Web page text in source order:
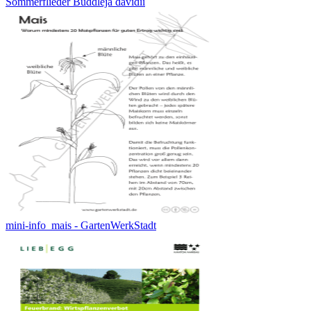
mini-info_mais - GartenWerkStadt